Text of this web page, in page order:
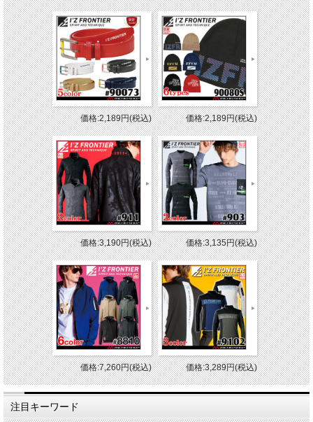
価格:2,189円(税込) 価格:2,189円(税込)
価格:3,190円(税込) 価格:3,135円(税込)
価格:7,260円(税込) 価格:3,289円(税込)
注目キーワード